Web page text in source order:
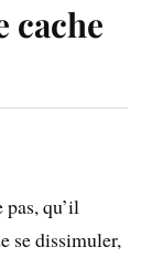
cache
pas, qu’il
se dissimuler,